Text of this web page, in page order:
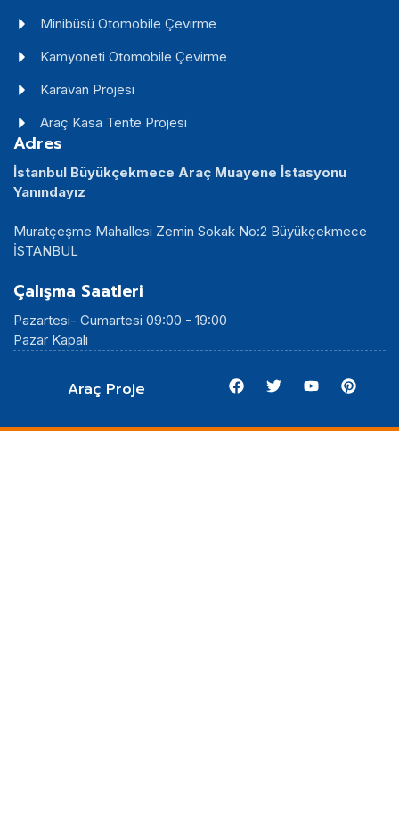
Minibüsü Otomobile Çevirme
Kamyoneti Otomobile Çevirme
Karavan Projesi
Araç Kasa Tente Projesi
Adres
İstanbul Büyükçekmece Araç Muayene İstasyonu
Yanındayız
Muratçeşme Mahallesi Zemin Sokak No:2 Büyükçekmece
İSTANBUL
Çalışma Saatleri
Pazartesi- Cumartesi 09:00 - 19:00
Pazar Kapalı
Araç Proje